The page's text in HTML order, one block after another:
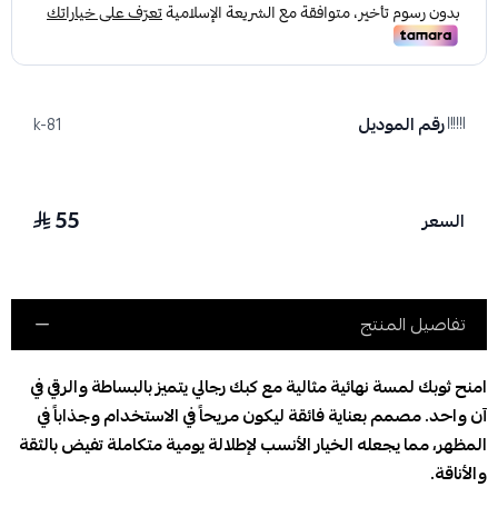
رقم الموديل k-81
السعر 55
تفاصيل المنتج
امنح ثوبك لمسة نهائية مثالية مع كبك رجالي يتميز بالبساطة والرقي في
آن واحد. مصمم بعناية فائقة ليكون مريحاً في الاستخدام وجذاباً في
المظهر، مما يجعله الخيار الأنسب لإطلالة يومية متكاملة تفيض بالثقة
والأناقة.